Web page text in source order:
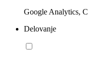
Google Analytics,
Delovanje